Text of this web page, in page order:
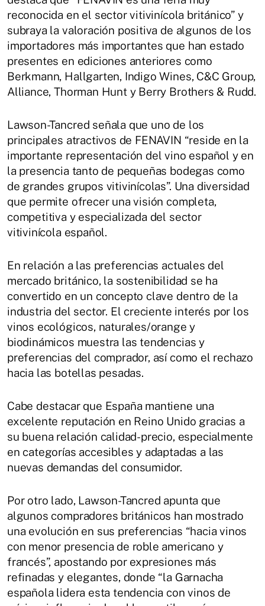
reconocida en el sector vitivinícola británico” y
subraya la valoración positiva de algunos de los
importadores más importantes que han estado
presentes en ediciones anteriores como
Berkmann, Hallgarten, Indigo Wines, C&C Group,
Alliance, Thorman Hunt y Berry Brothers & Rudd.
Lawson-Tancred señala que uno de los
principales atractivos de FENAVIN “reside en la
importante representación del vino español y en
la presencia tanto de pequeñas bodegas como
de grandes grupos vitivinícolas”. Una diversidad
que permite ofrecer una visión completa,
competitiva y especializada del sector
vitivinícola español.
En relación a las preferencias actuales del
mercado británico, la sostenibilidad se ha
convertido en un concepto clave dentro de la
industria del sector. El creciente interés por los
vinos ecológicos, naturales/orange y
biodinámicos muestra las tendencias y
preferencias del comprador, así como el rechazo
hacia las botellas pesadas.
Cabe destacar que España mantiene una
excelente reputación en Reino Unido gracias a
su buena relación calidad-precio, especialmente
en categorías accesibles y adaptadas a las
nuevas demandas del consumidor.
Por otro lado, Lawson-Tancred apunta que
algunos compradores británicos han mostrado
una evolución en sus preferencias “hacia vinos
con menor presencia de roble americano y
francés”, apostando por expresiones más
refinadas y elegantes, donde “la Garnacha
española lidera esta tendencia con vinos de